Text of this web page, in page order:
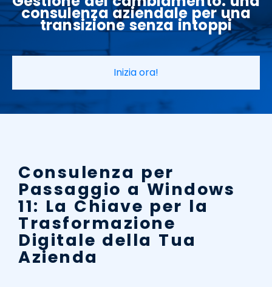
consulenza aziendale per una
transizione senza intoppi
Inizia ora!
Consulenza per
Passaggio a Windows
11: La Chiave per la
Trasformazione
Digitale della Tua
Azienda